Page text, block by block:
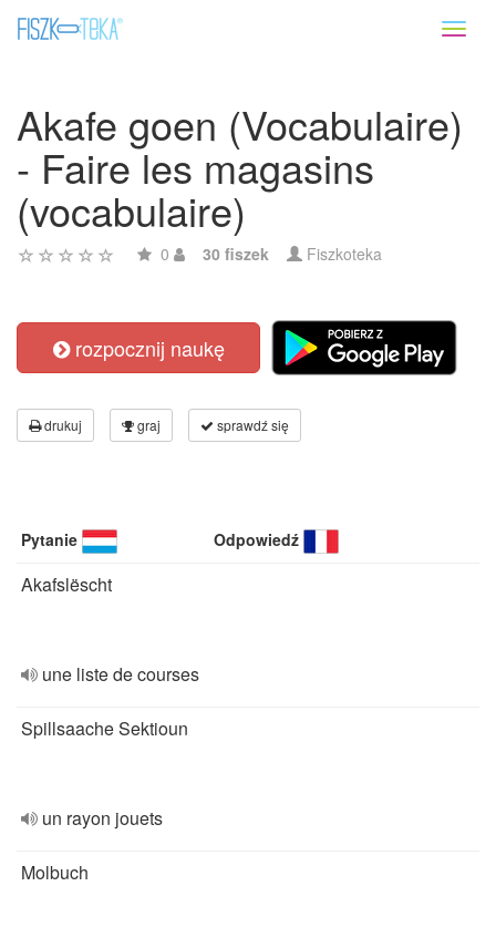
Akafe goen (Vocabulaire)
- Faire les magasins
(vocabulaire)
0 30 fiszek Fiszkoteka
rozpocznij naukę
drukuj graj sprawdź się
Pytanie Odpowiedź
Akafslëscht
une liste de courses
Spillsaache Sektioun
un rayon jouets
Molbuch